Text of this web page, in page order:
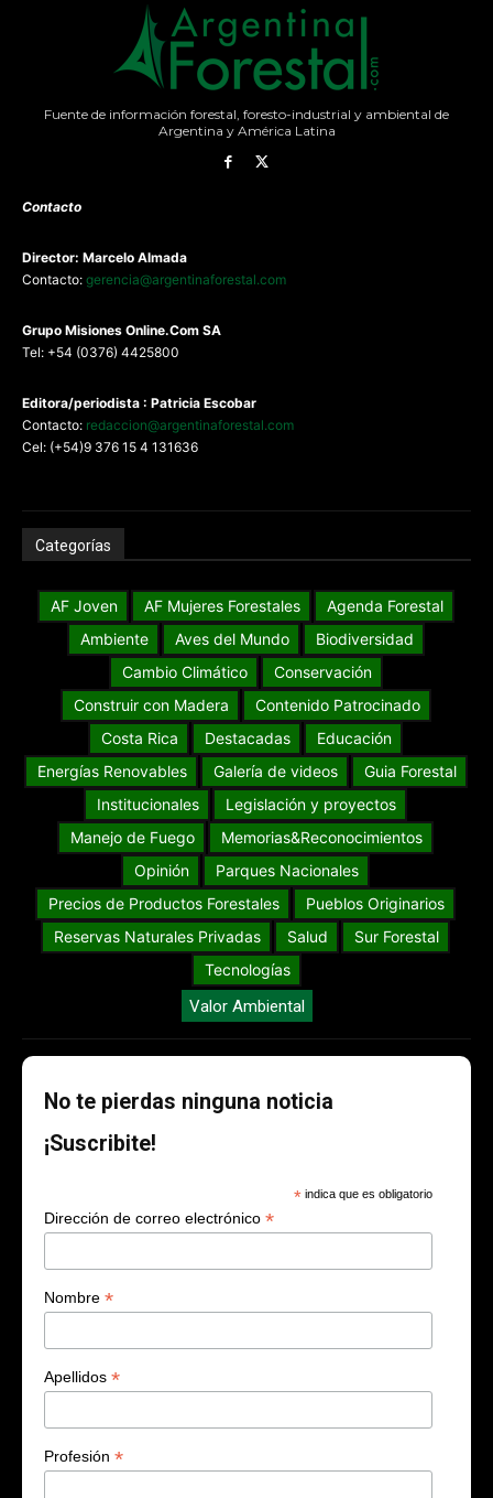
Fuente de información forestal, foresto-industrial y ambiental de
Argentina y América Latina
Contacto
Director: Marcelo Almada
Contacto: gerencia@argentinaforestal.com
Grupo Misiones Online.Com SA
Tel: +54 (0376) 4425800
Editora/periodista : Patricia Escobar
Contacto: redaccion@argentinaforestal.com
Cel: (+54)9 376 15 4 131636
Categorías
AF Joven AF Mujeres Forestales
Agenda Forestal
Ambiente
Aves del Mundo
Biodiversidad
Cambio Climático
Conservación
Construir con Madera
Contenido Patrocinado
Costa Rica
Destacadas
Educación
Energías Renovables
Galería de videos
Guia Forestal
Institucionales
Legislación y proyectos
Manejo de Fuego
Memorias&Reconocimientos
Opinión
Parques Nacionales
Precios de Productos Forestales
Pueblos Originarios
Reservas Naturales Privadas
Salud
Sur Forestal
Tecnologías
Valor Ambiental
No te pierdas ninguna noticia
¡Suscribite!
* indica que es obligatorio
Dirección de correo electrónico *
Nombre *
Apellidos *
Profesión *